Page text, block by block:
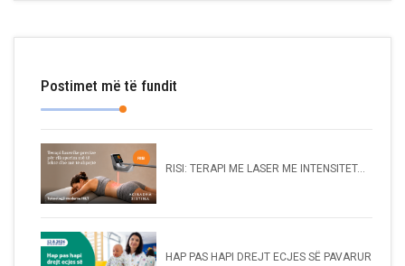
Postimet më të fundit
RISI: TERAPI ME LASER ME INTENSITET...
HAP PAS HAPI DREJT ECJES SË PAVARUR